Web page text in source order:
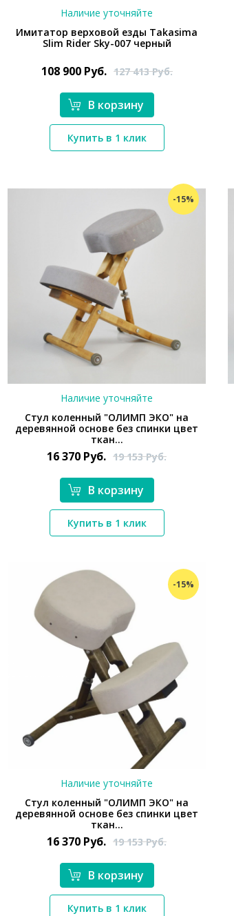
*}
Наличие уточняйте
Имитатор верховой езды Takasima
Slim Rider Sky-007 черный
108 900 Руб. 127 413Руб.
В корзину
Купить в 1 клик
-15%
*}
Наличие уточняйте
Стул коленный "ОЛИМП ЭКО" на
деревянной основе без спинки цвет
ткан...
16 370 Руб. 19 153Руб.
В корзину
Купить в 1 клик
-15%
Наличие уточняйте
Стул коленный "ОЛИМП ЭКО" на
деревянной основе без спинки цвет
ткан...
16 370 Руб. 19 153Руб.
В корзину
Купить в 1 клик